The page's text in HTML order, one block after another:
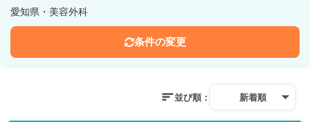
愛知県・美容外科
条件の変更
並び順： 新着順